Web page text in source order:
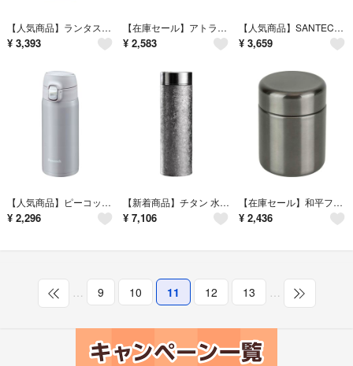
【人気商品】ランタスBSステンレス保温ランチジャー700ml アイボリー HLB
¥ 3,393
【在庫セール】アトラス 水筒 600ml 直飲み 保冷 真空断熱 ステンレスボト
¥ 2,583
【人気商品】SANTECO 真空断熱スープランチセット 1050ml ランチジャ
¥ 3,659
【人気商品】ピーコック魔法瓶工業(The-peacock) ピーコック 水筒 ロ
¥ 2,296
【新着商品】チタン 水筒 魔法瓶 コーヒー ボトル ウォーターカップ 大容量50
¥ 7,106
【在庫セール】和平フレイズ(Wahei freiz) お弁当 ランチ スープジャ
¥ 2,436
9 10 11 12 13